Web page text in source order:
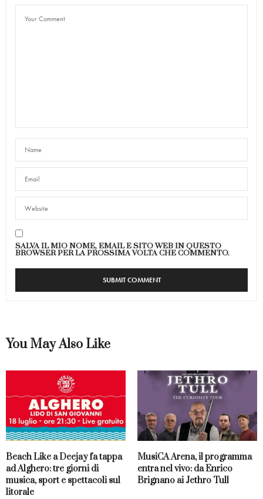
SALVA IL MIO NOME, EMAIL E SITO WEB IN QUESTO
BROWSER PER LA PROSSIMA VOLTA CHE COMMENTO.
You May Also Like
Beach Like a Deejay fa tappa
ad Alghero: tre giorni di
musica, sport e spettacoli sul
litorale
MusiCA Arena, il programma
entra nel vivo: da Enrico
Brignano ai Jethro Tull